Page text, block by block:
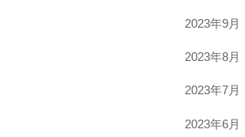
2023年9月
2023年8月
2023年7月
2023年6月